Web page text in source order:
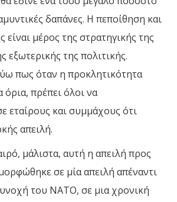
δαπάνες. Η πεποίθηση και
είναι μέρος της στρατηγικής της
εξωτερικής της πολιτικής.
πως όταν η προκλητικότητα
όρια, πρέπει όλοι να
εταίρους και συμμάχους ότι
απειλή.
μάλιστα, αυτή η απειλή προς
σε μία απειλή απέναντι
του ΝΑΤΟ, σε μια χρονική